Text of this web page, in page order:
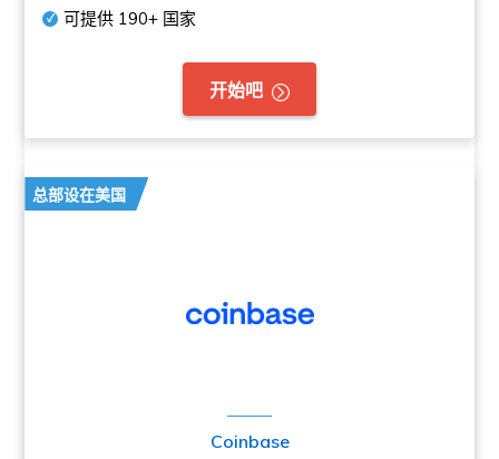
可提供 190+ 国家
开始吧
总部设在美国
Coinbase